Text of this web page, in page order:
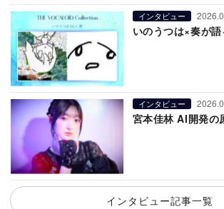
インタビュー
いのうつは×奏が
インタビュー
宮本佳林 AI開発の
インタビュー記事一覧